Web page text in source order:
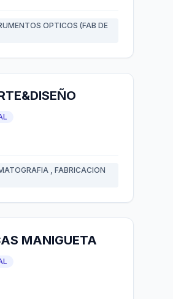
OPTICOS (FAB DE
, FABRICACION
MANIGUETA